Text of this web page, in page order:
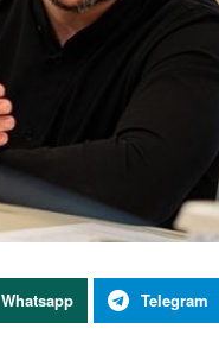
Whatsapp Telegram